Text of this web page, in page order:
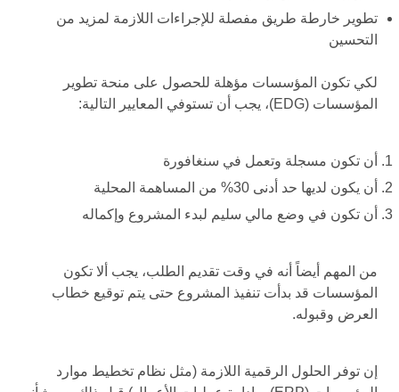
تطوير خارطة طريق مفصلة للإجراءات اللازمة لمزيد من
التحسين
لكي تكون المؤسسات مؤهلة للحصول على منحة تطوير
المؤسسات (EDG)، يجب أن تستوفي المعايير التالية:
أن تكون مسجلة وتعمل في سنغافورة
أن يكون لديها حد أدنى 30% من المساهمة المحلية
أن تكون في وضع مالي سليم لبدء المشروع وإكماله
من المهم أيضاً أنه في وقت تقديم الطلب، يجب ألا تكون
المؤسسات قد بدأت تنفيذ المشروع حتى يتم توقيع خطاب
العرض وقبوله.
إن توفر الحلول الرقمية اللازمة (مثل نظام تخطيط موارد